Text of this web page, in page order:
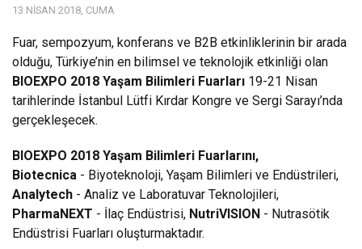
13 NISAN 2018, CUMA
Fuar, sempozyum, konferans ve B2B etkinliklerinin bir arada
olduğu, Türkiye’nin en bilimsel ve teknolojik etkinliği olan
BIOEXPO 2018 Yaşam Bilimleri Fuarları 19-21 Nisan
tarihlerinde İstanbul Lütfi Kırdar Kongre ve Sergi Sarayı’nda
gerçekleşecek.
BIOEXPO 2018 Yaşam Bilimleri Fuarlarını,
Biotecnica - Biyoteknoloji, Yaşam Bilimleri ve Endüstrileri,
Analytech - Analiz ve Laboratuvar Teknolojileri,
PharmaNEXT - İlaç Endüstrisi, NutriVISION - Nutrasötik
Endüstrisi Fuarları oluşturmaktadır.